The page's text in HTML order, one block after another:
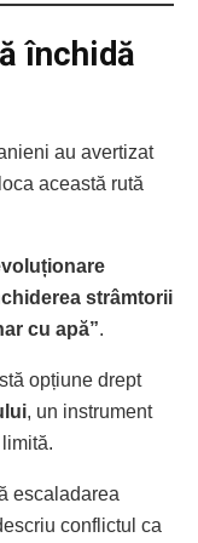
închidă
au avertizat
această rută
strâmtorii
cu apă”.
opțiune drept
, un instrument
escaladarea
conflictul ca